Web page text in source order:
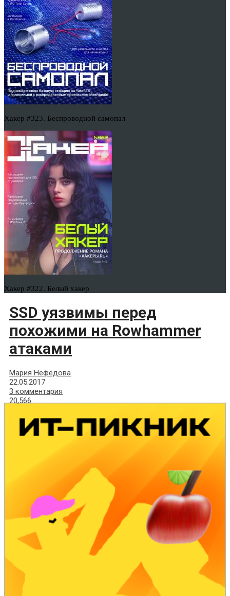
Хакер #323. Беспроводной самопал
Хакер #322. Белый хакер
SSD уязвимы перед
похожими на Rowhammer
атаками
Мария Нефёдова
22.05.2017
3 комментария
20,566